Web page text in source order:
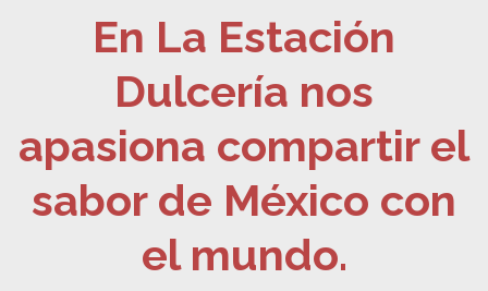
En La Estación
Dulcería nos
apasiona compartir el
sabor de México con
el mundo.